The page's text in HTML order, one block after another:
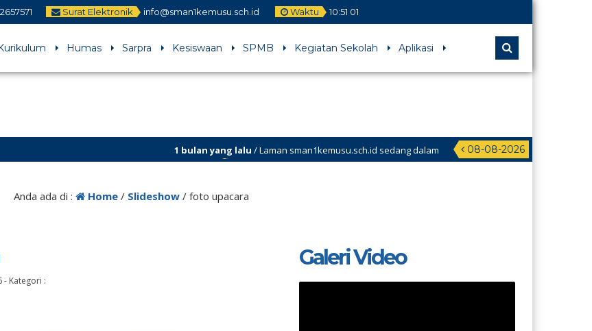
Surat Elektronik info@sman1kemusu.sch.id Waktu 10:51 02
Humas Sarpra Kesiswaan SPMB Kegiatan Sekolah Aplikasi
08-08-2026
1 bulan yang lalu/ Laman sman1kemusu.sch.id sedang dalam
perbaikan
Anda ada di : Home/ Slideshow/ foto upacara
- Kategori :
Galeri Video